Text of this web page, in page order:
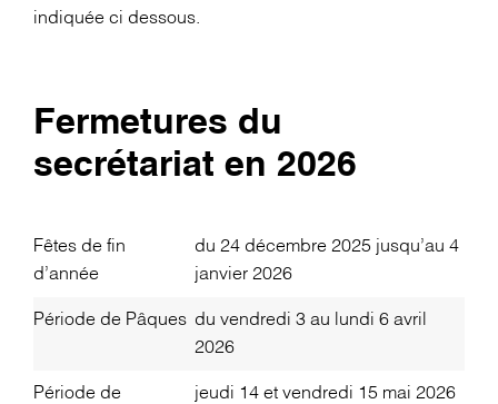
indiquée ci dessous.
Fermetures du
secrétariat en 2026
Fêtes de fin
d’année
du 24 décembre 2025 jusqu’au 4
janvier 2026
Période de Pâques du vendredi 3 au lundi 6 avril
2026
Période de
jeudi 14 et vendredi 15 mai 2026